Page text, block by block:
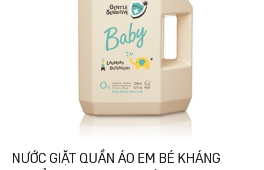
NƯỚC GIẶT QUẦN ÁO EM BÉ KHÁNG